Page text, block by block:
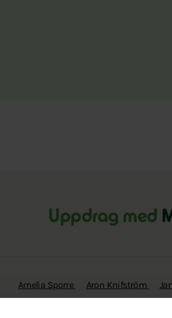
Uppdrag med
Amelia Sporre Aron Knifström